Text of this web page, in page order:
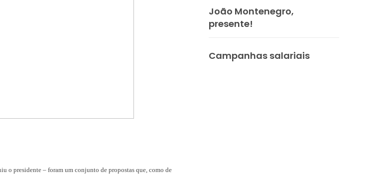
o presidente – foram um conjunto de propostas que, como de
João Montenegro,
presente!
Campanhas salariais